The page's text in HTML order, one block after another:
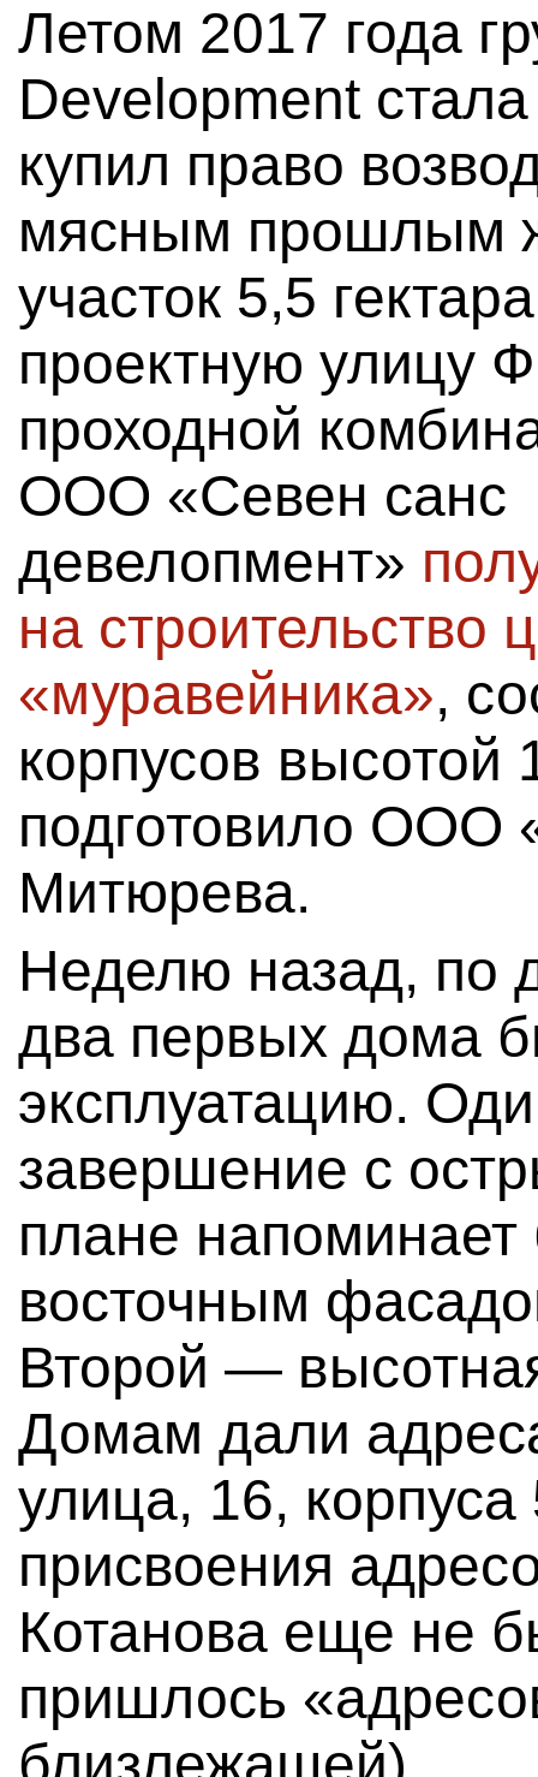
Летом 2017 года
Development
купил право
мясным прошлым
участок 5,5
проектную улицу
проходной
ООО «Севен санс
девелопмент»
на строительство
«муравейника»,
корпусов высотой
подготовило
Митюрева.
Неделю назад, по
два первых дома
эксплуатацию.
завершение с
плане напоминает
восточным
Второй —
Домам дали
улица, 16,
присвоения
Котанова еще не
пришлось